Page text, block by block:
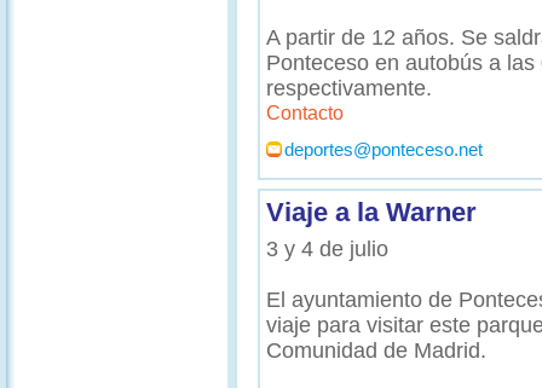
A partir de 12 años. Se
Ponteceso en autobús a
respectivamente.
Contacto
deportes@ponteceso.net
Viaje a la Warner
3 y 4 de julio
El ayuntamiento de
viaje para visitar este
Comunidad de Madrid.